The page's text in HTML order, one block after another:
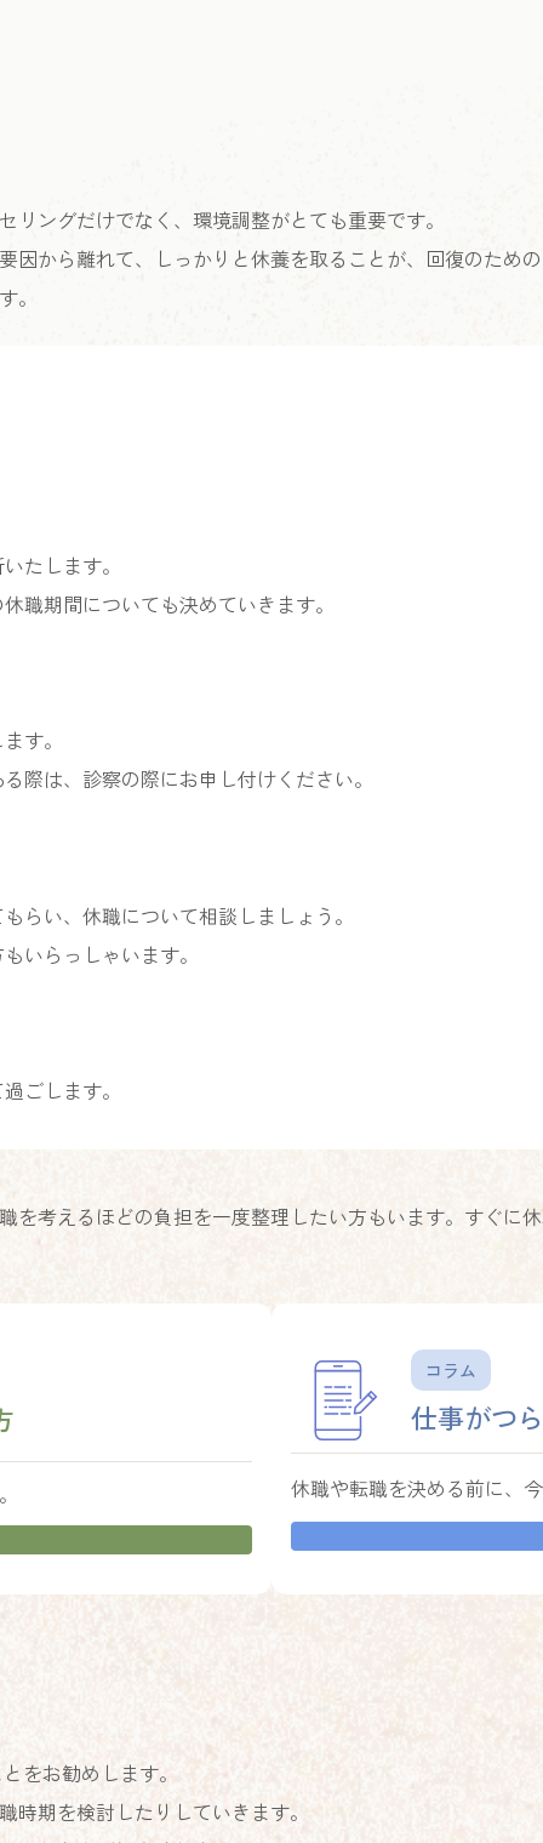
ングだけでなく、環境調整がとても重要です。
因から離れて、しっかりと休養を取ることが、回復のため
。
たします。
職期間についても決めていきます。
す。
際は、診察の際にお申し付けください。
らい、休職について相談しましょう。
いらっしゃいます。
ごします。
を考えるほどの負担を一度整理したい方もいます。すぐに
コラム
仕事がつ
休職や転職を決める前に、
カ
をお勧めします。
期を検討したりしていきます。